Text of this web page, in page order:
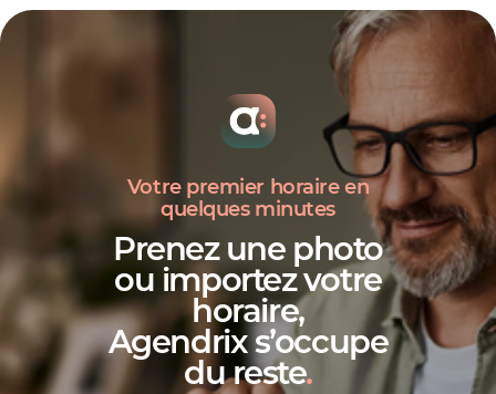
bien-
être de vos employés
Votre premier horaire en
quelques minutes
Prenez une photo
ou importez votre
horaire,
Agendrix s’occupe
du reste.